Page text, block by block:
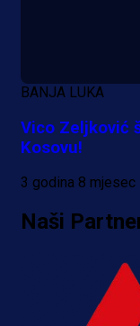
BANJA LUKA
Vico Zeljković
Kosovu!
3 godina 8 mjesec
Naši